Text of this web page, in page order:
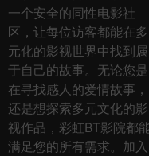
一个安全的同性电影社
区，让每位访客都能在多
元化的影视世界中找到属
于自己的故事。无论您是
在寻找感人的爱情故事，
还是想探索多元文化的影
视作品，彩虹BT影院都
满足您的所有需求。加入